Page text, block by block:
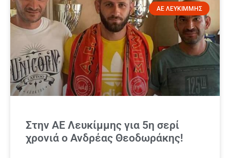
ΑΕ ΛΕΥΚΙΜΜΗΣ
Στην ΑΕ Λευκίμμης για 5η σερί
χρονιά ο Ανδρέας Θεοδωράκης!